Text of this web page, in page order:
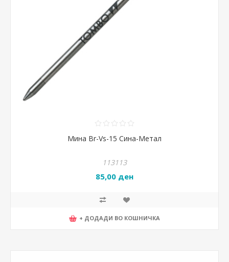
Мина Br-Vs-15 Сина-Метал
113113
85,00 ден
+ ДОДАДИ ВО КОШНИЧКА